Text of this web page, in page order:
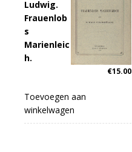
Ludwig.
Frauenlob
s
Marienleic
h.
€15.00
Toevoegen aan
winkelwagen